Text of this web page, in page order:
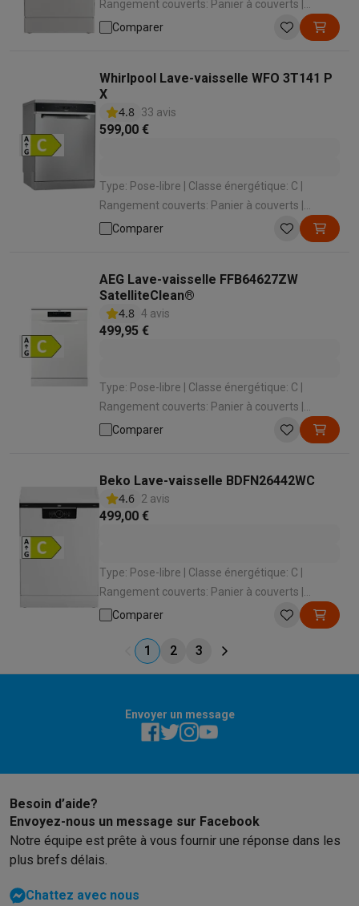
Rangement couverts: Panier à couverts |
Niveau sonore: 49 dB | Classe de niveau sonore:
Comparer
Whirlpool Lave-vaisselle WFO 3T141 P
X
4.8 33 avis
599,00 €
Type: Pose-libre | Classe énergétique: C |
Rangement couverts: Panier à couverts |
Niveau sonore: 41 dB | Classe de niveau sonore:
Comparer
AEG Lave-vaisselle FFB64627ZW
SatelliteClean®
4.8 4 avis
499,95 €
Type: Pose-libre | Classe énergétique: C |
Rangement couverts: Panier à couverts |
Niveau sonore: 44 dB | Classe de niveau sonore:
Comparer
Beko Lave-vaisselle BDFN26442WC
4.6 2 avis
499,00 €
Type: Pose-libre | Classe énergétique: C |
Rangement couverts: Panier à couverts |
Niveau sonore: 42 dB | Classe de niveau sonore:
Comparer
1 2 3
Envoyer un message
Besoin d’aide?
Envoyez-nous un message sur Facebook
Notre équipe est prête à vous fournir une réponse dans les
plus brefs délais.
Chattez avec nous